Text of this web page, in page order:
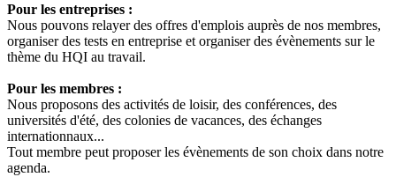
Pour les entreprises :
Nous pouvons relayer des offres d'emplois auprès de nos membres,
organiser des tests en entreprise et organiser des évènements sur le
thème du HQI au travail.
Pour les membres :
Nous proposons des activités de loisir, des conférences, des
universités d'été, des colonies de vacances, des échanges
internationnaux...
Tout membre peut proposer les évènements de son choix dans notre
agenda.